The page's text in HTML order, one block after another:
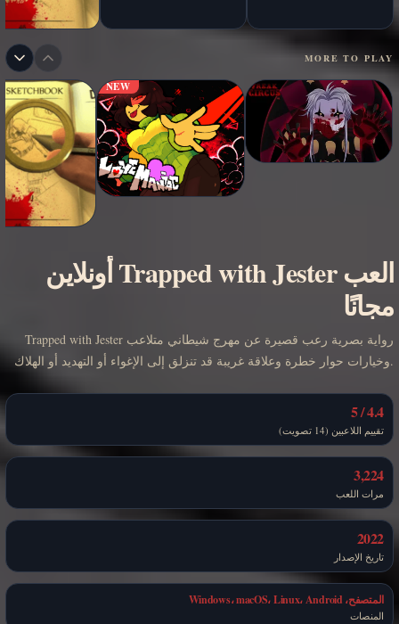
MORE TO PLAY
NEW
العب Trapped with Jester أونلاين
مجانًا
Trapped with Jester رواية بصرية رعب قصيرة عن مهرج شيطاني متلاعب
وخيارات حوار خطرة وعلاقة غريبة قد تنزلق إلى الإغواء أو التهديد أو الهلاك.
4.4 / 5
تقييم اللاعبين (14 تصويت)
3,224
مرات اللعب
2022
تاريخ الإصدار
المتصفح، Windows، macOS، Linux، Android
المنصات